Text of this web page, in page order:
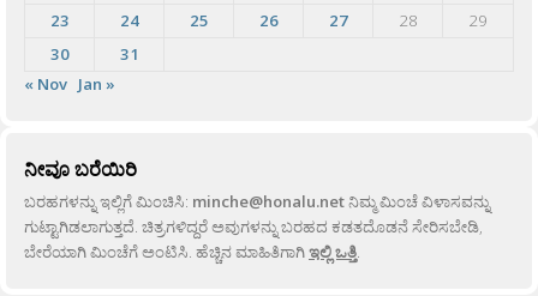
23
24 25 26 27 28
29
30
31
« Nov Jan »
ನೀವೂ ಬರೆಯಿರಿ
ಬರಹಗಳನ್ನು ಇಲ್ಲಿಗೆ ಮಿಂಚಿಸಿ: minche@honalu.netನಿಮ್ಮ ಮಿಂಚೆ ವಿಳಾಸವನ್ನು
ಗುಟ್ಟಾಗಿಡಲಾಗುತ್ತದೆ. ಚಿತ್ರಗಳಿದ್ದರೆ ಅವುಗಳನ್ನು ಬರಹದ ಕಡತದೊಡನೆ ಸೇರಿಸಬೇಡಿ,
ಬೇರೆಯಾಗಿ ಮಿಂಚೆಗೆ ಅಂಟಿಸಿ. ಹೆಚ್ಚಿನ ಮಾಹಿತಿಗಾಗಿಇಲ್ಲಿ ಒತ್ತಿ.